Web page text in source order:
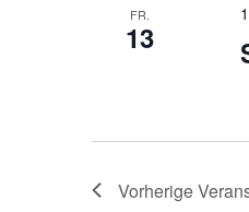
FR.
13
Vorherige